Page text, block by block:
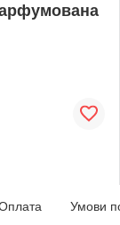
Умови